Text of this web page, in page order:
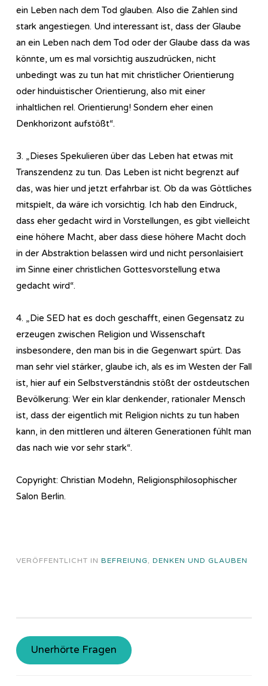
ein Leben nach dem Tod glauben. Also die Zahlen sind
stark angestiegen. Und interessant ist, dass der Glaube
an ein Leben nach dem Tod oder der Glaube dass da was
könnte, um es mal vorsichtig auszudrücken, nicht
unbedingt was zu tun hat mit christlicher Orientierung
oder hinduistischer Orientierung, also mit einer
inhaltlichen rel. Orientierung! Sondern eher einen
Denkhorizont aufstößt“.
3. „Dieses Spekulieren über das Leben hat etwas mit
Transzendenz zu tun. Das Leben ist nicht begrenzt auf
das, was hier und jetzt erfahrbar ist. Ob da was Göttliches
mitspielt, da wäre ich vorsichtig. Ich hab den Eindruck,
dass eher gedacht wird in Vorstellungen, es gibt vielleicht
eine höhere Macht, aber dass diese höhere Macht doch
in der Abstraktion belassen wird und nicht personlaisiert
im Sinne einer christlichen Gottesvorstellung etwa
gedacht wird“.
4. „Die SED hat es doch geschafft, einen Gegensatz zu
erzeugen zwischen Religion und Wissenschaft
insbesondere, den man bis in die Gegenwart spürt. Das
man sehr viel stärker, glaube ich, als es im Westen der Fall
ist, hier auf ein Selbstverständnis stößt der ostdeutschen
Bevölkerung: Wer ein klar denkender, rationaler Mensch
ist, dass der eigentlich mit Religion nichts zu tun haben
kann, in den mittleren und älteren Generationen fühlt man
das nach wie vor sehr stark“.
Copyright: Christian Modehn, Religionsphilosophischer
Salon Berlin.
VERÖFFENTLICHT IN BEFREIUNG, DENKEN UND GLAUBEN
Unerhörte Fragen